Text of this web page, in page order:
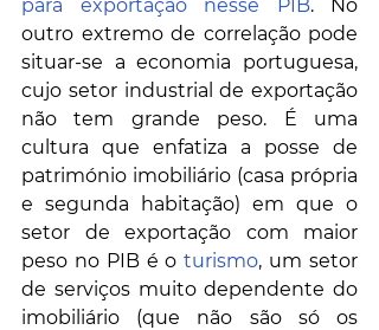
para exportação nesse PIB. No
outro extremo de correlação pode
situar-se a economia portuguesa,
cujo setor industrial de exportação
não tem grande peso. É uma
cultura que enfatiza a posse de
património imobiliário (casa própria
e segunda habitação) em que o
setor de exportação com maior
peso no PIB é o turismo, um setor
de serviços muito dependente do
imobiliário (que não são só os